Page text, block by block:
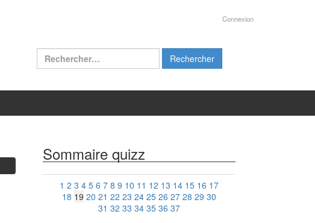
Connexion
Rechercher :
Sommaire quizz
1 2 3 4 5 6 7 8 9 10 11 12 13 14 15 16 17
18 19 20 21 22 23 24 25 26 27 28 29 30
31 32 33 34 35 36 37